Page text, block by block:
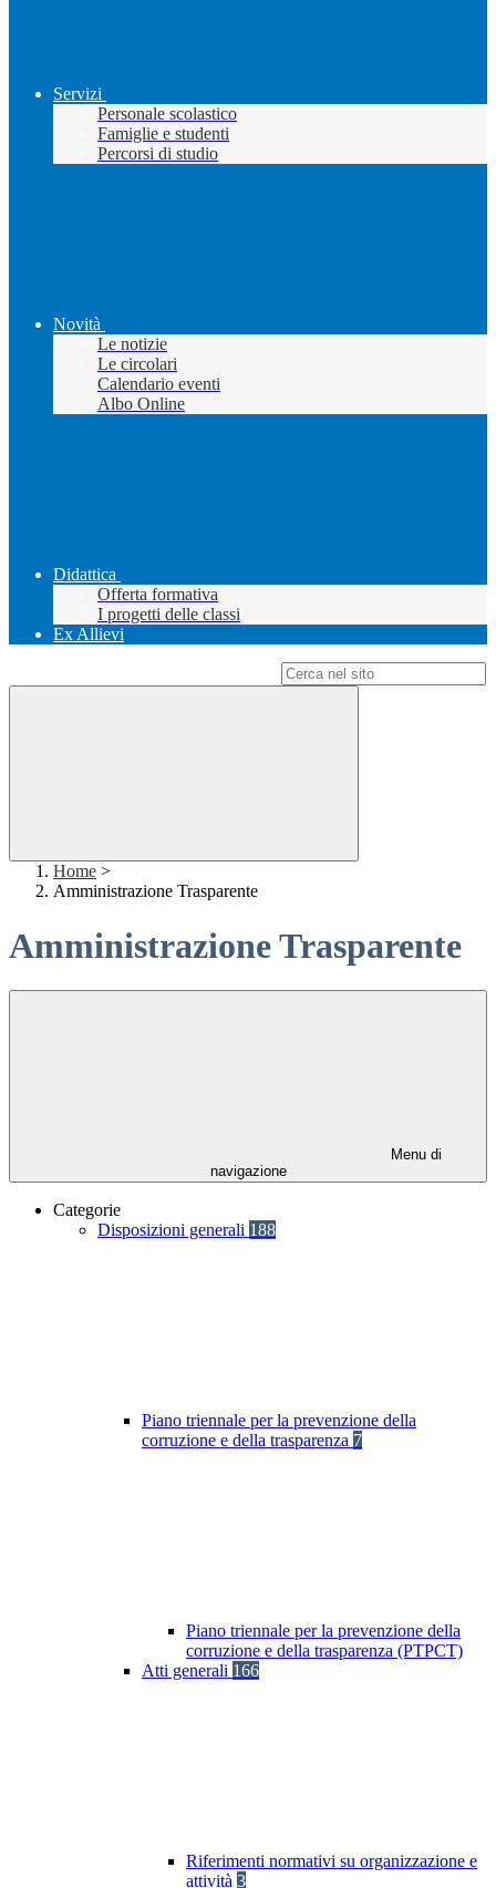
Servizi
Personale scolastico
Famiglie e studenti
Percorsi di studio
Novità
Le notizie
Le circolari
Calendario eventi
Albo Online
Didattica
Offerta formativa
I progetti delle classi
Ex Allievi
Home >
Amministrazione Trasparente
Amministrazione Trasparente
Menu di
navigazione
Categorie
Disposizioni generali 188
Piano triennale per la prevenzione della
corruzione e della trasparenza 7
Piano triennale per la prevenzione della
corruzione e della trasparenza (PTPCT)
Atti generali 166
Riferimenti normativi su organizzazione e
attività 3